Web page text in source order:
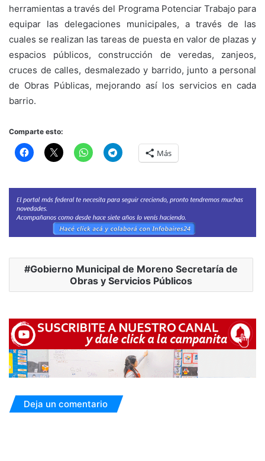
herramientas a través del Programa Potenciar Trabajo para
equipar las delegaciones municipales, a través de las
cuales se realizan las tareas de puesta en valor de plazas y
espacios públicos, construcción de veredas, zanjeos,
cruces de calles, desmalezado y barrido, junto a personal
de Obras Públicas, mejorando así los servicios en cada
barrio.
Comparte esto:
Más
Gobierno Municipal de Moreno Secretaría de
Obras y Servicios Públicos
Deja un comentario